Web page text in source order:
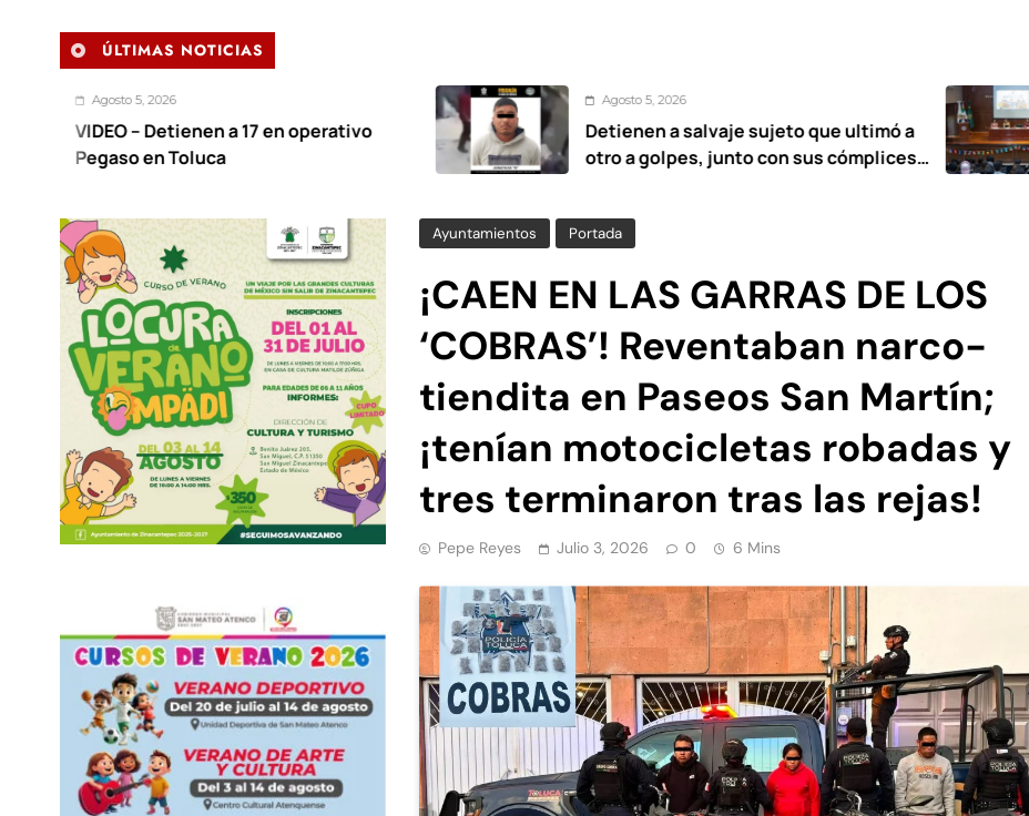
ÚLTIMAS NOTICIAS
a 17 en operativo
Agosto 5, 2026
Detienen a salvaje sujeto que ultimó a
otro a golpes, junto con sus cómplices
Agosto 5,
UAEMéx
Ayuntamientos Portada
¡CAEN EN LAS GARRAS DE LOS
‘COBRAS’! Reventaban narco-
tiendita en Paseos San Martín;
¡tenían motocicletas robadas y
tres terminaron tras las rejas!
Pepe Reyes Julio 3, 2026 0 6 Mins